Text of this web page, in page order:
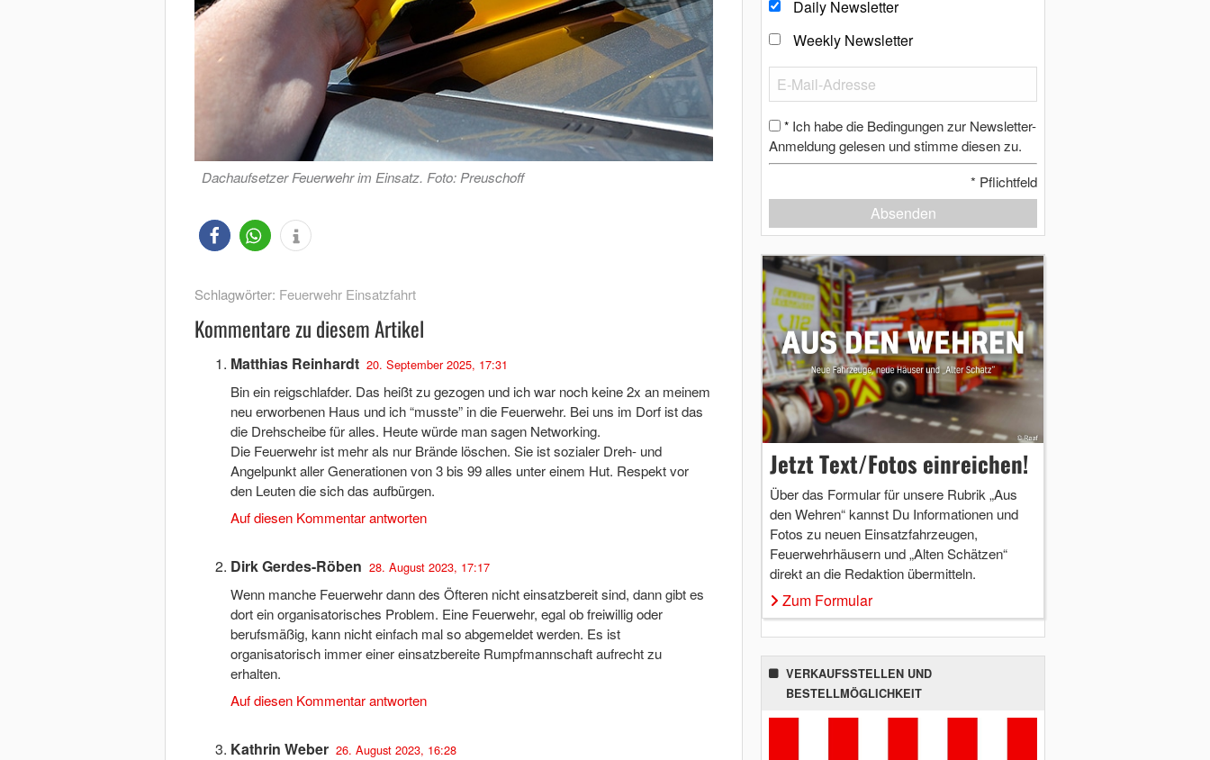
Dachaufsetzer Feuerwehr im Einsatz. Foto: Preuschoff
Schlagwörter: Feuerwehr Einsatzfahrt
Kommentare zu diesem Artikel
Matthias Reinhardt 20. September 2025, 17:31
Bin ein reigschlafder. Das heißt zu gezogen und ich war noch keine 2x an meinem
neu erworbenen Haus und ich “musste” in die Feuerwehr. Bei uns im Dorf ist das
die Drehscheibe für alles. Heute würde man sagen Networking.
Die Feuerwehr ist mehr als nur Brände löschen. Sie ist sozialer Dreh- und
Angelpunkt aller Generationen von 3 bis 99 alles unter einem Hut. Respekt vor
den Leuten die sich das aufbürgen.
Auf diesen Kommentar antworten
Dirk Gerdes-Röben 28. August 2023, 17:17
Wenn manche Feuerwehr dann des Öfteren nicht einsatzbereit sind, dann gibt es
dort ein organisatorisches Problem. Eine Feuerwehr, egal ob freiwillig oder
berufsmäßig, kann nicht einfach mal so abgemeldet werden. Es ist
organisatorisch immer einer einsatzbereite Rumpfmannschaft aufrecht zu
erhalten.
Auf diesen Kommentar antworten
Kathrin Weber 26. August 2023, 16:28
Daily Newsletter
Weekly Newsletter
* Ich habe die Bedingungen zur Newsletter-
Anmeldung gelesen und stimme diesen zu.
* Pflichtfeld
Absenden
Jetzt Text/Fotos einreichen!
Über das Formular für unsere Rubrik „Aus
den Wehren“ kannst Du Informationen und
Fotos zu neuen Einsatzfahrzeugen,
Feuerwehrhäusern und „Alten Schätzen“
direkt an die Redaktion übermitteln.
Zum Formular
VERKAUFSSTELLEN UND
BESTELLMÖGLICHKEIT